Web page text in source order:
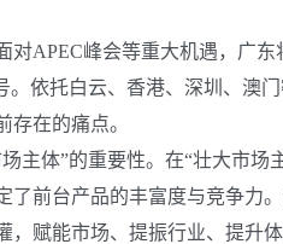
对APEC峰会等重大机遇，广东
托白云、香港、深圳、澳门
存在的痛点。
体”的重要性。在“壮大市场
了前台产品的丰富度与竞争力
，赋能市场、提振行业、提升